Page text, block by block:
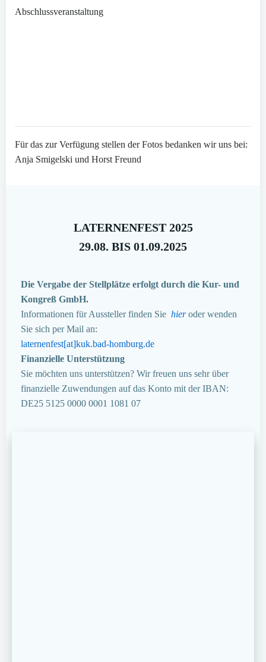
Abschlussveranstaltung
Für das zur Verfügung stellen der Fotos bedanken wir uns bei:
Anja Smigelski und Horst Freund
LATERNENFEST 2025
29.08. BIS 01.09.2025
Die Vergabe der Stellplätze erfolgt durch die Kur- und
Kongreß GmbH.
Informationen für Aussteller finden Sie hieroder wenden
Sie sich per Mail an:
laternenfest[at]kuk.bad-homburg.de
Finanzielle Unterstützung
Sie möchten uns unterstützen? Wir freuen uns sehr über
finanzielle Zuwendungen auf das Konto mit der IBAN:
DE25 5125 0000 0001 1081 07